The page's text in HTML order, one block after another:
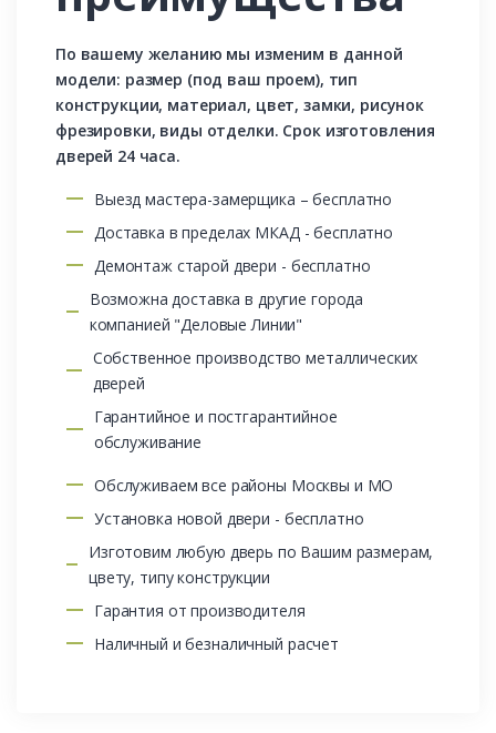
По вашему желанию мы изменим в данной
модели: размер (под ваш проем), тип
конструкции, материал, цвет, замки, рисунок
фрезировки, виды отделки. Срок изготовления
дверей 24 часа.
Выезд мастера-замерщика – бесплатно
Доставка в пределах МКАД - бесплатно
Демонтаж старой двери - бесплатно
Возможна доставка в другие города
компанией "Деловые Линии"
Собственное производство металлических
дверей
Гарантийное и постгарантийное
обслуживание
Обслуживаем все районы Москвы и МО
Установка новой двери - бесплатно
Изготовим любую дверь по Вашим размерам,
цвету, типу конструкции
Гарантия от производителя
Наличный и безналичный расчет